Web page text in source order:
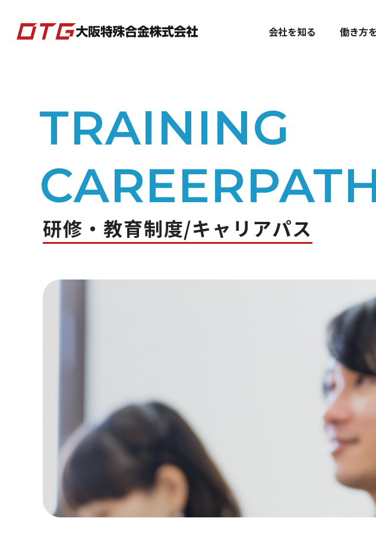
会社を知る
企業情報
事業紹介
数字で見るOTG
働き方
資材部
管理本部
若手社員座談会
TRAINING
研修・教育制度/キャリアパス